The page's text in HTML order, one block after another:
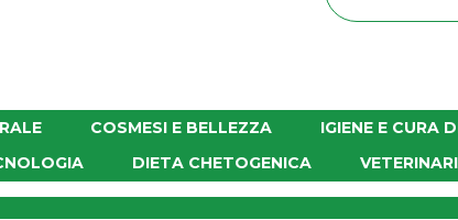
COSMESI E BELLEZZA IGIENE E CURA
DIETA CHETOGENICA